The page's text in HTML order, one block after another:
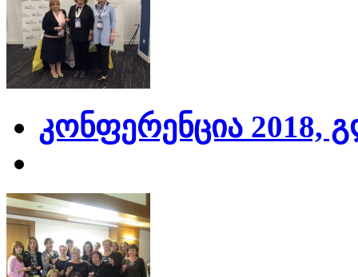
კონფერენცია 2018,